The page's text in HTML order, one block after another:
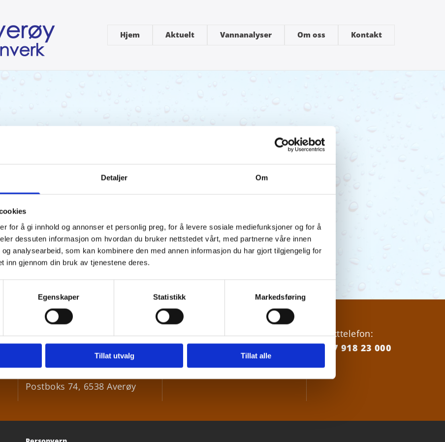
Detaljer Om
for å gi innhold og annonser et personlig preg, for å levere sosiale mediefunksjoner og for å
dessuten informasjon om hvordan du bruker nettstedet vårt, med partnerne våre innen
analysearbeid, som kan kombinere den med annen informasjon du har gjort tilgjengelig for
inn gjennom din bruk av tjenestene deres.
Egenskaper Statistikk Markedsføring
Tillat utvalg Tillat alle
Hjem Aktuelt Vannanalyser Om oss Kontakt
Besøksadresse:
Bådalsveien 73, 6531 Averøy
Postadresse:
Postboks 74, 6538 Averøy
 +47 918 23000
post@nordrevann.no
Vakttelefon:
+47 918 23 000